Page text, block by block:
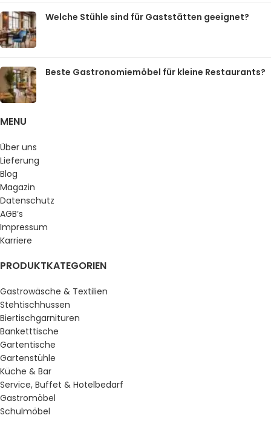
Welche Stühle sind für Gaststätten geeignet?
Beste Gastronomiemöbel für kleine Restaurants?
MENU
Über uns
Lieferung
Blog
Magazin
Datenschutz
AGB’s
Impressum
Karriere
PRODUKTKATEGORIEN
Gastrowäsche & Textilien
Stehtischhussen
Biertischgarnituren
Banketttische
Gartentische
Gartenstühle
Küche & Bar
Service, Buffet & Hotelbedarf
Gastromöbel
Schulmöbel